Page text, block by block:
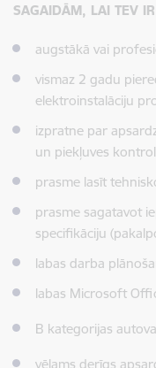
SAGAIDĀM, LAI TEV
augstākā vai
vismaz 2 gadu
elektroinstalāciju
izpratne par
un piekļuves
prasme lasīt
prasme sagatavot
specifikāciju
labas darba
labas Microsoft
B kategorijas
vēlams derīgs